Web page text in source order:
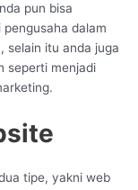
pun bisa
dalam
selain itu anda juga
seperti menjadi
tipe, yakni web